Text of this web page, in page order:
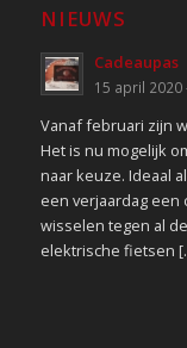
NIEUWS
Cadeaupas
15 april 2020
Vanaf februari zijn
Het is nu mogelijk
naar keuze. Ideaal
een verjaardag een
wisselen tegen al
elektrische fietsen